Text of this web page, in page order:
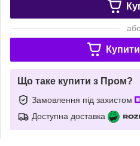
або
Що таке купити з Пром?
Замовлення під захистом
Доступна доставка